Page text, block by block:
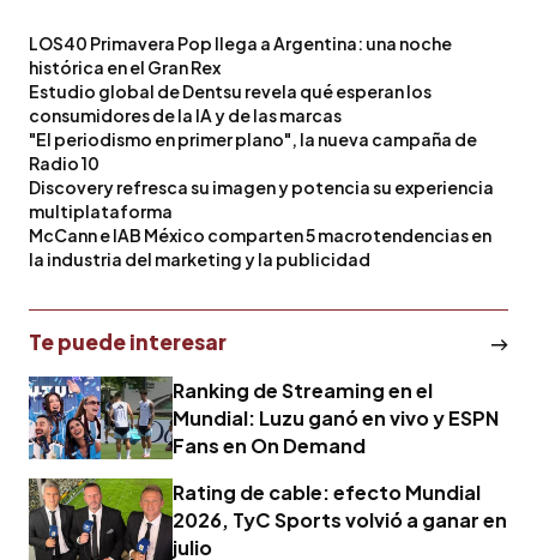
LOS40 Primavera Pop llega a Argentina: una noche
histórica en el Gran Rex
Estudio global de Dentsu revela qué esperan los
consumidores de la IA y de las marcas
"El periodismo en primer plano", la nueva campaña de
Radio 10
Discovery refresca su imagen y potencia su experiencia
multiplataforma
McCann e IAB México comparten 5 macrotendencias en
la industria del marketing y la publicidad
Te puede interesar
Ranking de Streaming en el
Mundial: Luzu ganó en vivo y ESPN
Fans en On Demand
Rating de cable: efecto Mundial
2026, TyC Sports volvió a ganar en
julio